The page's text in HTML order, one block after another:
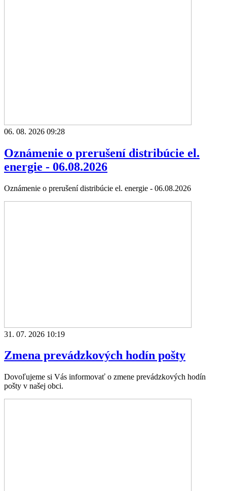
06. 08. 2026 09:28
Oznámenie o prerušení distribúcie el.
energie - 06.08.2026
Oznámenie o prerušení distribúcie el. energie - 06.08.2026
31. 07. 2026 10:19
Zmena prevádzkových hodín pošty
Dovoľujeme si Vás informovať o zmene prevádzkových hodín
pošty v našej obci.